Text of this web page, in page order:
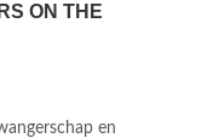
ON THE
en